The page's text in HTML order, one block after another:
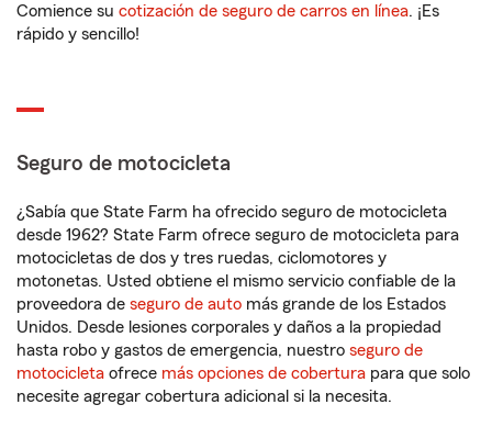
Comience su cotización de seguro de carros en línea. ¡Es
rápido y sencillo!
Seguro de motocicleta
¿Sabía que State Farm ha ofrecido seguro de motocicleta
desde 1962? State Farm ofrece seguro de motocicleta para
motocicletas de dos y tres ruedas, ciclomotores y
motonetas. Usted obtiene el mismo servicio confiable de la
proveedora de seguro de auto más grande de los Estados
Unidos. Desde lesiones corporales y daños a la propiedad
hasta robo y gastos de emergencia, nuestro seguro de
motocicleta ofrece más opciones de cobertura para que solo
necesite agregar cobertura adicional si la necesita.